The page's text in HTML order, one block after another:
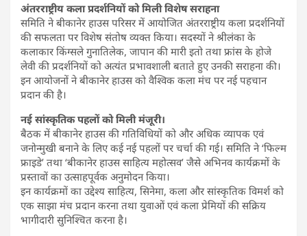
अंतरराष्ट्रीय कला प्रदर्शनियों को मिली विशेष सराहना
समिति ने बीकानेर हाउस परिसर में आयोजित अंतरराष्ट्रीय कला प्रदर्शनियों
की सफलता पर विशेष संतोष व्यक्त किया। सदस्यों ने श्रीलंका के
कलाकार किंग्सले गुनातिलेक, जापान की मारी इतो तथा फ्रांस के होजे
लेवी की प्रदर्शनियों को अत्यंत प्रभावशाली बताते हुए उनकी सराहना की।
इन आयोजनों ने बीकानेर हाउस को वैश्विक कला मंच पर नई पहचान
प्रदान की है।
नई सांस्कृतिक पहलों को मिली मंजूरी।
बैठक में बीकानेर हाउस की गतिविधियों को और अधिक व्यापक एवं
जनोन्मुखी बनाने के लिए कई नई पहलों पर चर्चा की गई। समिति ने ‘फिल्म
फ्राइडे’ तथा ‘बीकानेर हाउस साहित्य महोत्सव’ जैसे अभिनव कार्यक्रमों के
प्रस्तावों का उत्साहपूर्वक अनुमोदन किया।
इन कार्यक्रमों का उद्देश्य साहित्य, सिनेमा, कला और सांस्कृतिक विमर्श को
एक साझा मंच प्रदान करना तथा युवाओं एवं कला प्रेमियों की सक्रिय
भागीदारी सुनिश्चित करना है।